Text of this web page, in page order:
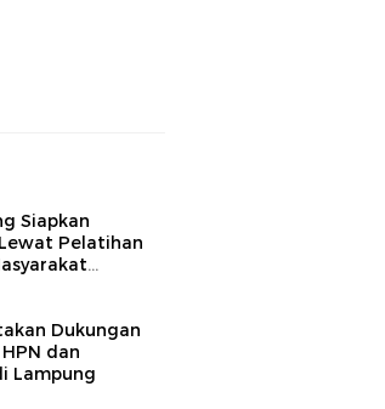
Siapkan
Pelatihan
Kerja
Dukungan
dan
Lampung